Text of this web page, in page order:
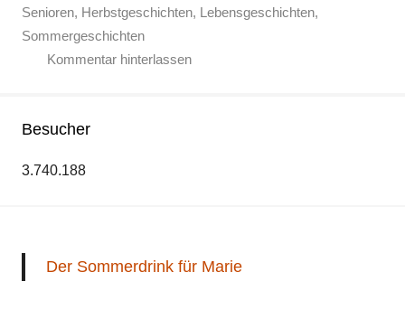
Senioren, Herbstgeschichten, Lebensgeschichten,
Sommergeschichten
Kommentar hinterlassen
Besucher
3.740.188
Der Sommerdrink für Marie